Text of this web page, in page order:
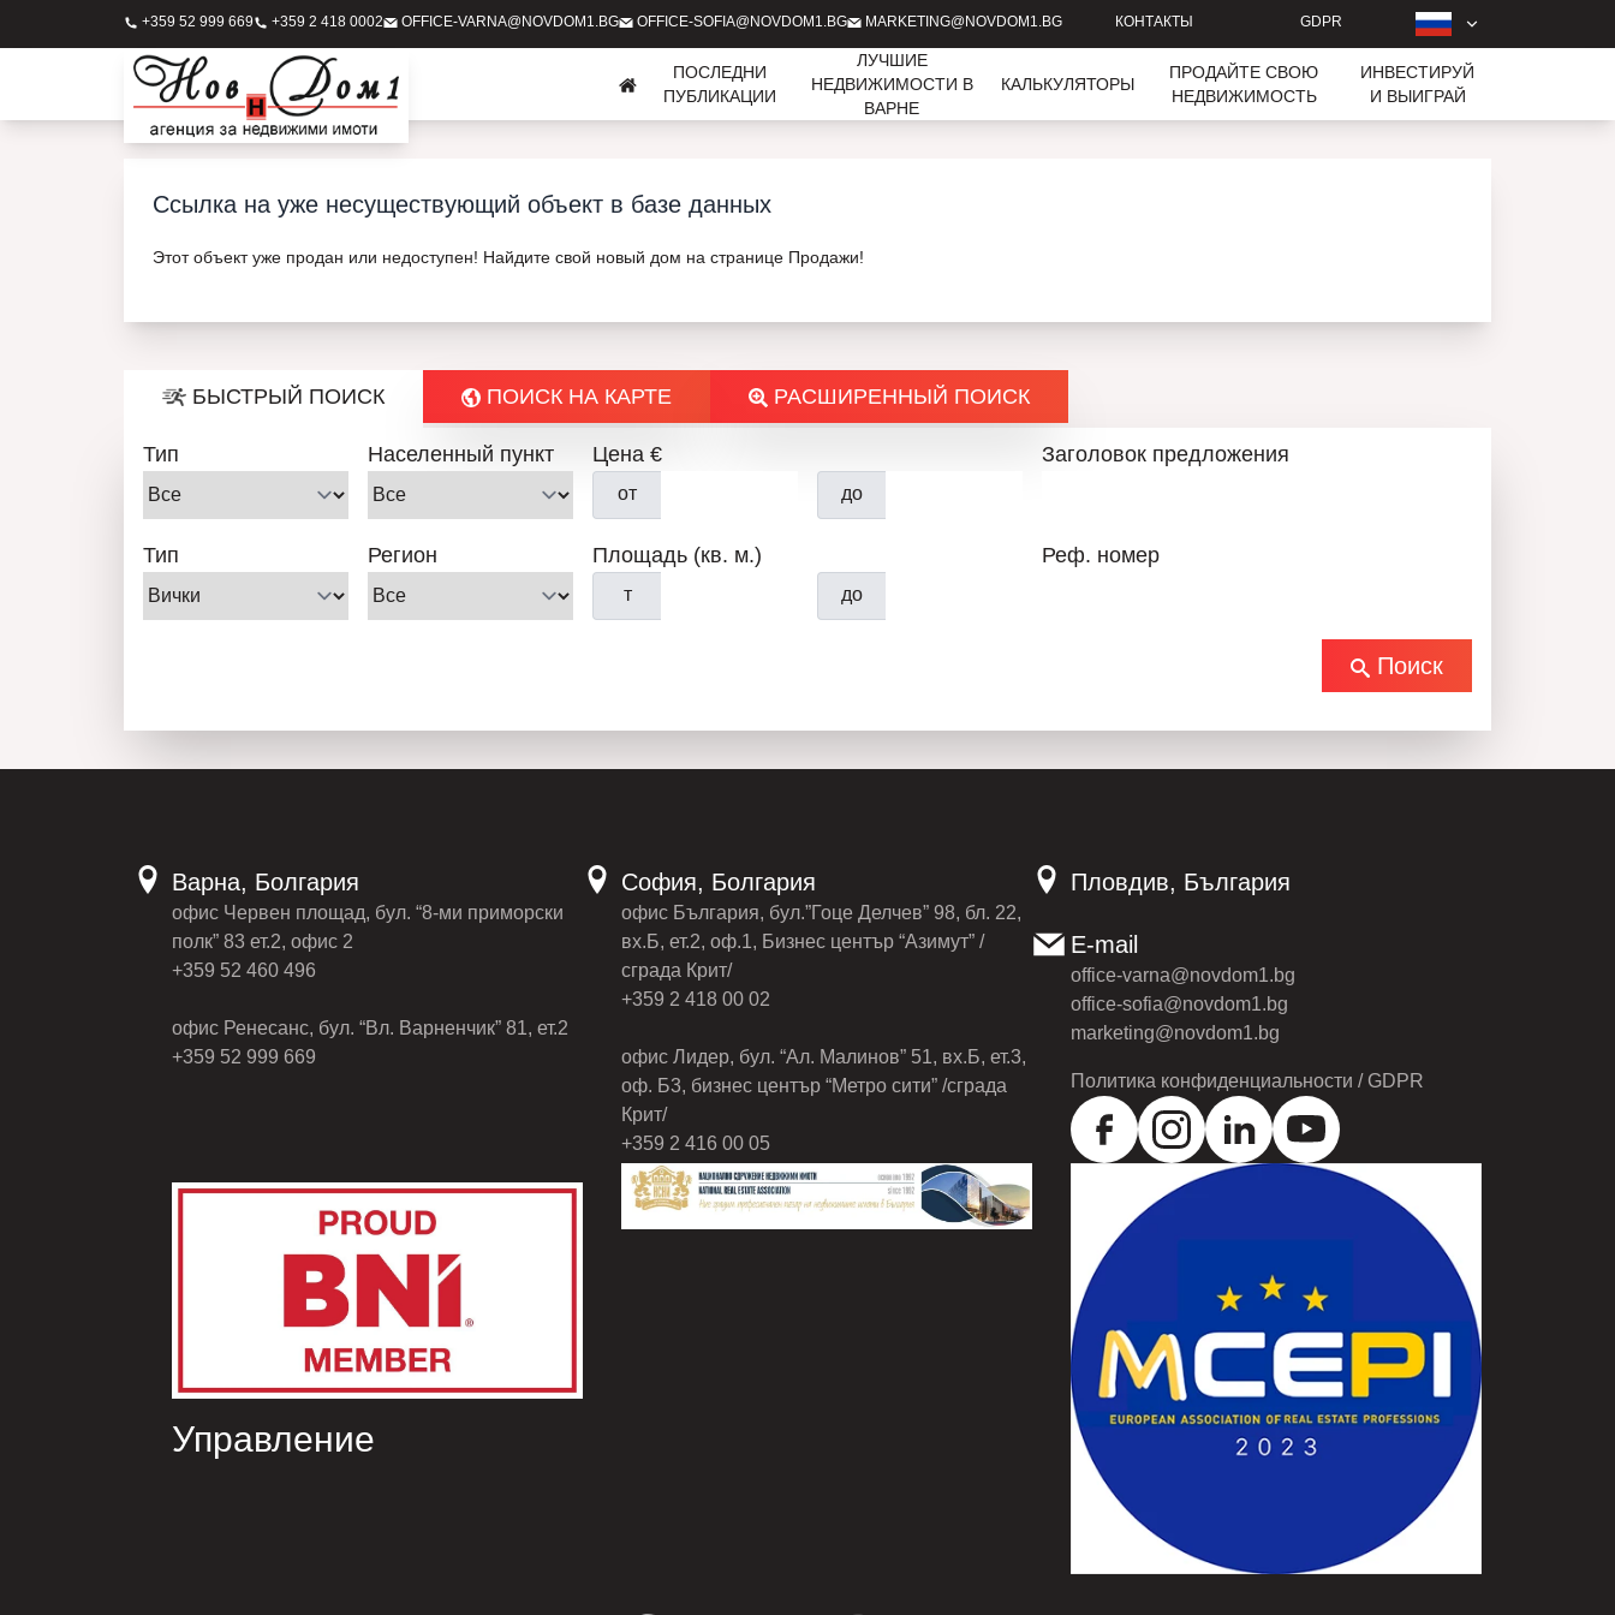
+359 52 999 669 +359 2 418 0002 OFFICE-VARNA@NOVDOM1.BG OFFICE-SOFIA@NOVDOM1.BG MARKETING@NOVDOM1.BG КОНТАКТЫ GDPR
ПОСЛЕДНИ
ПУБЛИКАЦИИ
ЛУЧШИЕ
НЕДВИЖИМОСТИ В
ВАРНЕ
КАЛЬКУЛЯТОРЫ
ПРОДАЙТЕ СВОЮ
НЕДВИЖИМОСТЬ
ИНВЕСТИРУЙ
И ВЫИГРАЙ
Ссылка на уже несуществующий объект в базе данных
Этот объект уже продан или недоступен! Найдите свой новый дом на странице Продажи!
БЫСТРЫЙ ПОИСК ПОИСК НА КАРТЕ РАСШИРЕННЫЙ ПОИСК
Тип Населенный пункт
Тип Регион
Цена €
от до
Площадь (кв. м.)
т до
Заголовок предложения
Реф. номер
Поиск
Варна, Болгария
офис Червен площад, бул. “8-ми приморски
полк” 83 ет.2, офис 2
+359 52 460 496
офис Ренесанс, бул. “Вл. Варненчик” 81, ет.2
+359 52 999 669
София, Болгария
офис България, бул.”Гоце Делчев” 98, бл. 22,
вх.Б, ет.2, оф.1, Бизнес център “Азимут” /
сграда Крит/
+359 2 418 00 02
офис Лидер, бул. “Ал. Малинов” 51, вх.Б, ет.3,
оф. Б3, бизнес център “Метро сити” /сграда
Крит/
+359 2 416 00 05
Пловдив, България
E-mail
office-varna@novdom1.bg
office-sofia@novdom1.bg
marketing@novdom1.bg
Политика конфиденциальности / GDPR
Управление